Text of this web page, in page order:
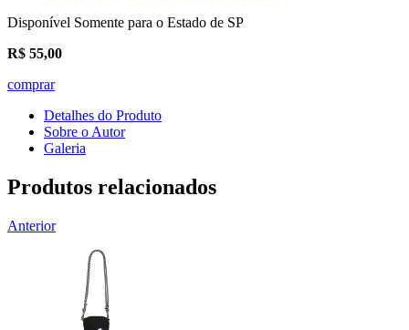
Disponível Somente para o Estado de SP
R$ 55,00
comprar
Detalhes do Produto
Sobre o Autor
Galeria
Produtos relacionados
Anterior